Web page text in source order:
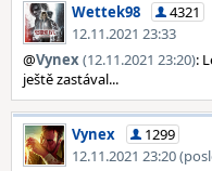
Wettek98
4321
12.11.2021 23:33
@Vynex(12.11.2021 23:20):
ještě zastával...
Vynex
1299
12.11.2021 23:20